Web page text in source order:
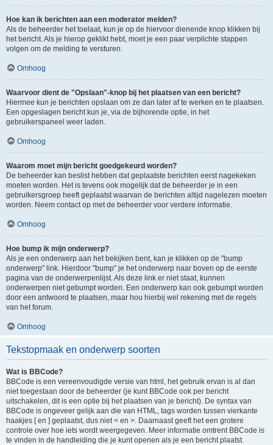
Hoe kan ik berichten aan een moderator melden?
Als de beheerder het toelaat, kun je op de hiervoor dienende knop klikken bij
het bericht. Als je hierop geklikt hebt, moet je een paar verplichte stappen
volgen om de melding te versturen.
Omhoog
Waarvoor dient de "Opslaan"-knop bij het plaatsen van een bericht?
Hiermee kun je berichten opslaan om ze dan later af te werken en te plaatsen.
Een opgeslagen bericht kun je, via de bijhorende optie, in het
gebruikerspaneel weer laden.
Omhoog
Waarom moet mijn bericht goedgekeurd worden?
De beheerder kan beslist hebben dat geplaatste berichten eerst nagekeken
moeten worden. Het is tevens ook mogelijk dat de beheerder je in een
gebruikersgroep heeft geplaatst waarvan de berichten altijd nagelezen moeten
worden. Neem contact op met de beheerder voor verdere informatie.
Omhoog
Hoe bump ik mijn onderwerp?
Als je een onderwerp aan het bekijken bent, kan je klikken op de "bump
onderwerp" link. Hierdoor "bump" je het onderwerp naar boven op de eerste
pagina van de onderwerpenlijst. Als deze link er niet staat, kunnen
onderwerpen niet gebumpt worden. Een onderwerp kan ook gebumpt worden
door een antwoord te plaatsen, maar hou hierbij wel rekening met de regels
van het forum.
Omhoog
Tekstopmaak en onderwerp soorten
Wat is BBCode?
BBCode is een vereenvoudigde versie van html, het gebruik ervan is al dan
niet toegestaan door de beheerder (je kunt BBCode ook per bericht
uitschakelen, dit is een optie bij het plaatsen van je bericht). De syntax van
BBCode is ongeveer gelijk aan die van HTML, tags worden tussen vierkante
haakjes [ en ] geplaatst, dus niet < en >. Daarnaast geeft het een grotere
controle over hoe iets wordt weergegeven. Meer informatie omtrent BBCode is
te vinden in de handleiding die je kunt openen als je een bericht plaatst.